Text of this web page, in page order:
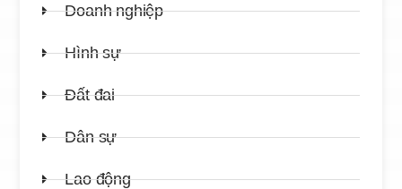
Doanh nghiệp
Hình sự
Đất đai
Dân sự
Lao động